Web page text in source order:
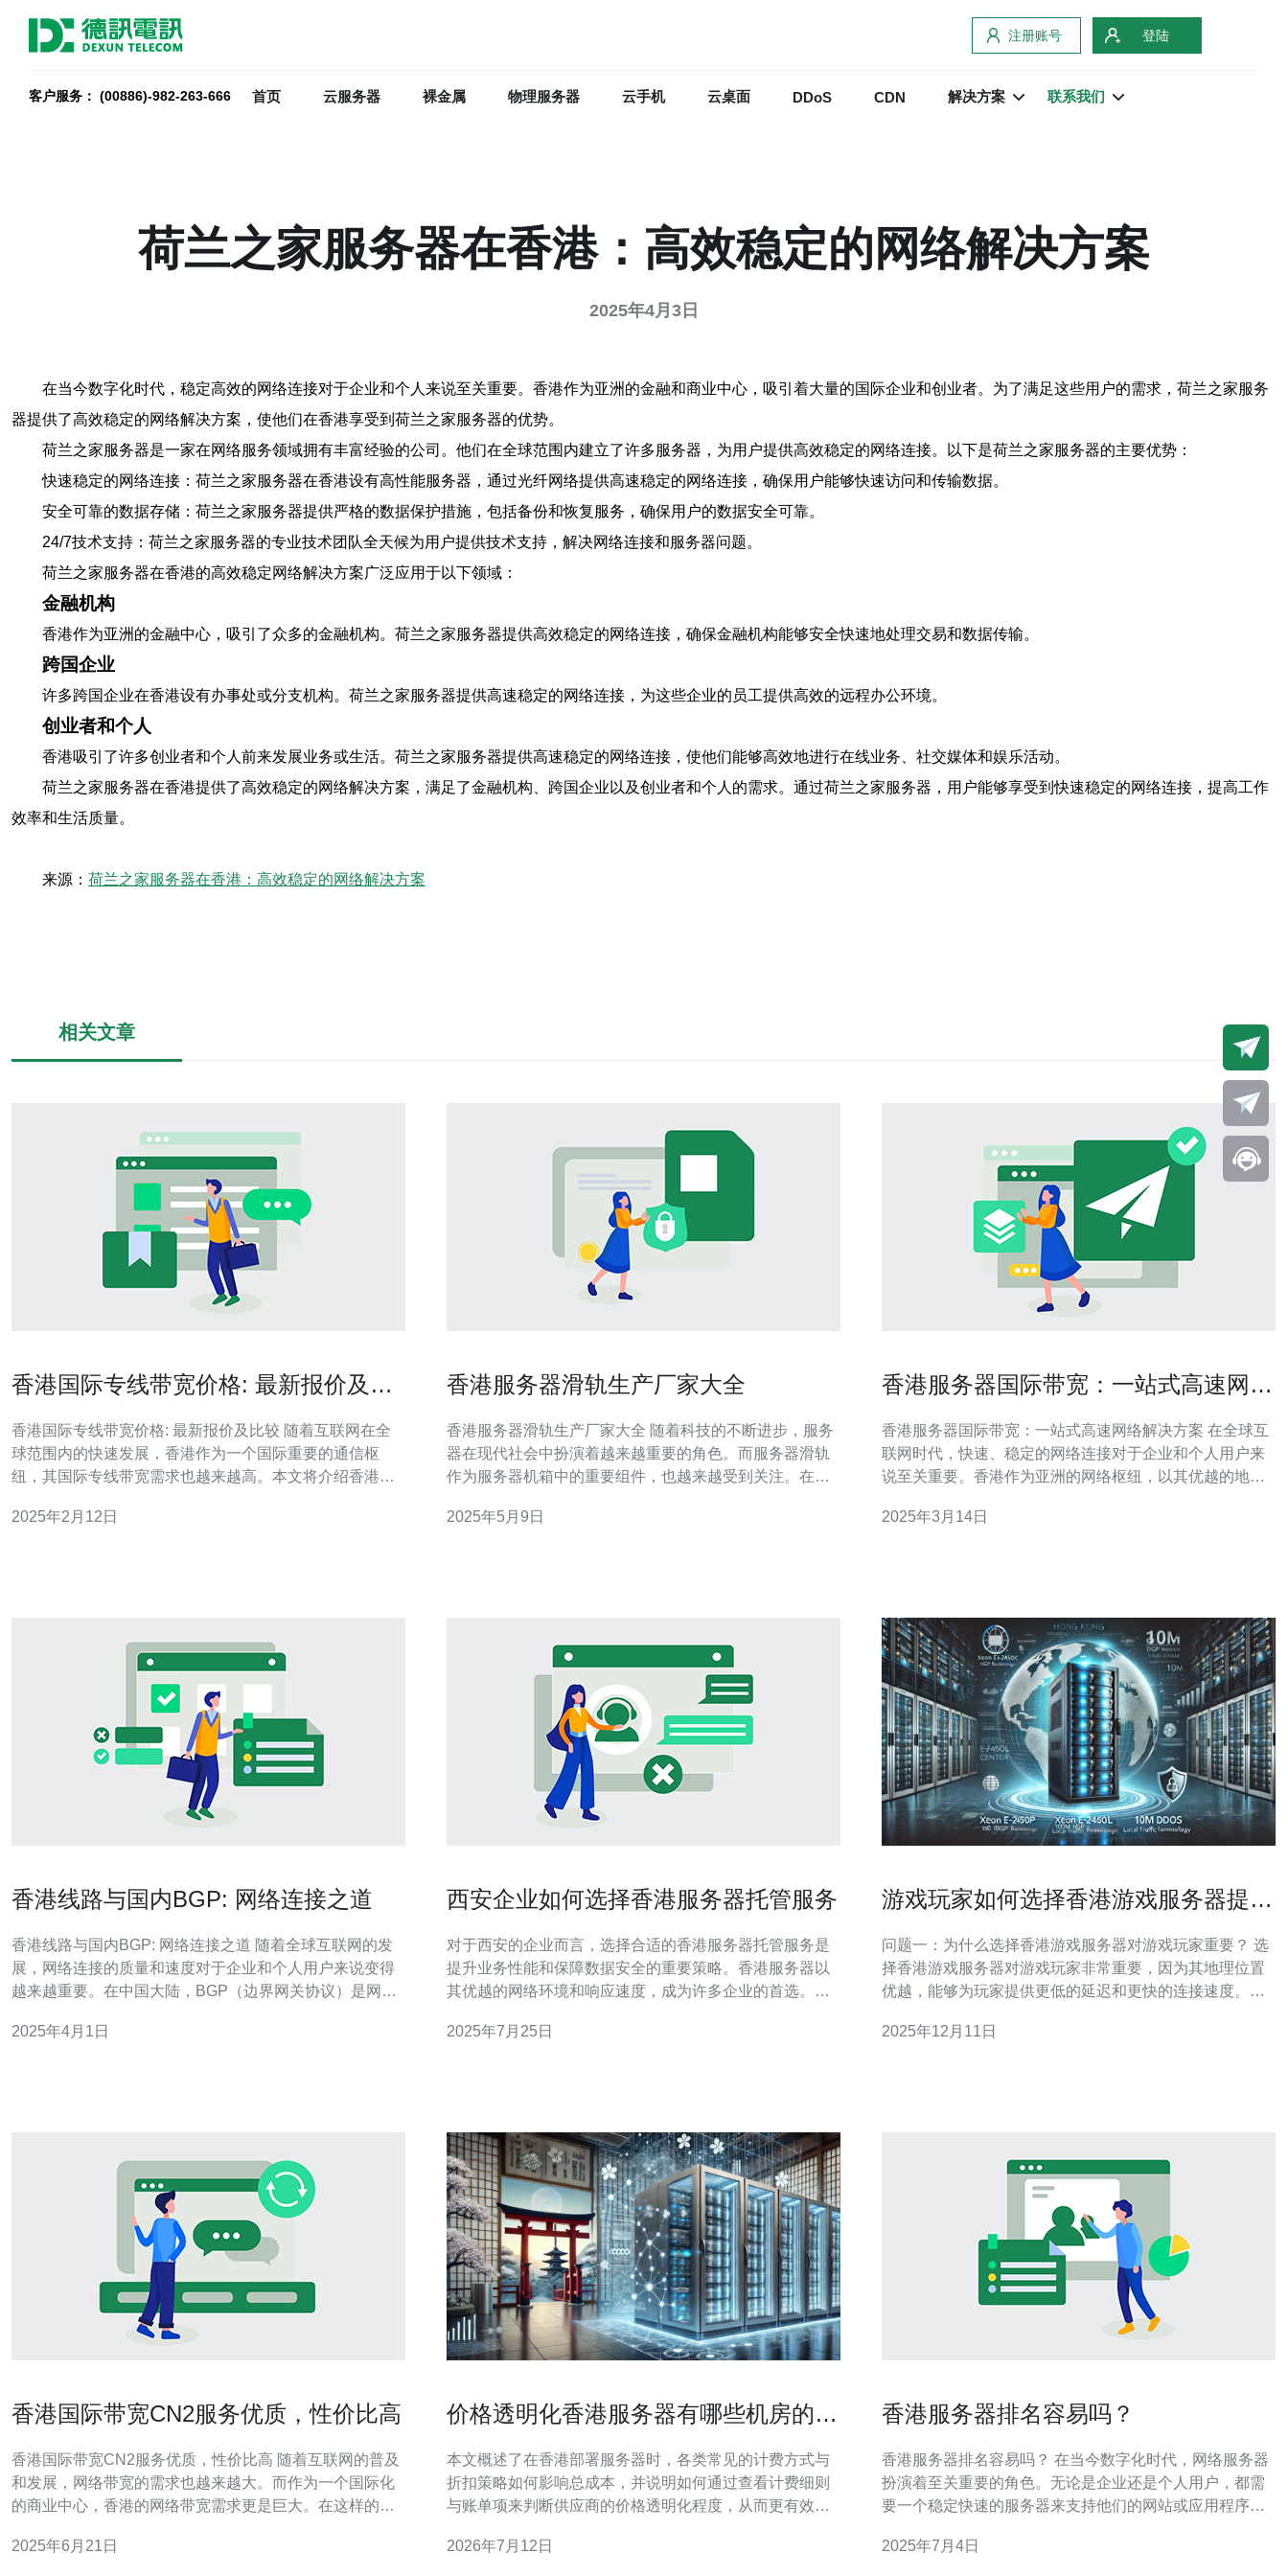
注册账号 登陆
客户服务： (00886)-982-263-666 首页 云服务器 裸金属 物理服务器 云手机 云桌面 DDoS CDN 解决方案 联系我们
荷兰之家服务器在香港：高效稳定的网络解决方案
2025年4月3日
在当今数字化时代，稳定高效的网络连接对于企业和个人来说至关重要。香港作为亚洲的金融和商业中心，吸引着大量的国际企业和创业者。为了满足这些用户的需求，荷兰之家服务
器提供了高效稳定的网络解决方案，使他们在香港享受到荷兰之家服务器的优势。
荷兰之家服务器是一家在网络服务领域拥有丰富经验的公司。他们在全球范围内建立了许多服务器，为用户提供高效稳定的网络连接。以下是荷兰之家服务器的主要优势：
快速稳定的网络连接：荷兰之家服务器在香港设有高性能服务器，通过光纤网络提供高速稳定的网络连接，确保用户能够快速访问和传输数据。
安全可靠的数据存储：荷兰之家服务器提供严格的数据保护措施，包括备份和恢复服务，确保用户的数据安全可靠。
24/7技术支持：荷兰之家服务器的专业技术团队全天候为用户提供技术支持，解决网络连接和服务器问题。
荷兰之家服务器在香港的高效稳定网络解决方案广泛应用于以下领域：
金融机构
香港作为亚洲的金融中心，吸引了众多的金融机构。荷兰之家服务器提供高效稳定的网络连接，确保金融机构能够安全快速地处理交易和数据传输。
跨国企业
许多跨国企业在香港设有办事处或分支机构。荷兰之家服务器提供高速稳定的网络连接，为这些企业的员工提供高效的远程办公环境。
创业者和个人
香港吸引了许多创业者和个人前来发展业务或生活。荷兰之家服务器提供高速稳定的网络连接，使他们能够高效地进行在线业务、社交媒体和娱乐活动。
荷兰之家服务器在香港提供了高效稳定的网络解决方案，满足了金融机构、跨国企业以及创业者和个人的需求。通过荷兰之家服务器，用户能够享受到快速稳定的网络连接，提高工作
效率和生活质量。
来源： 荷兰之家服务器在香港：高效稳定的网络解决方案
相关文章
香港国际专线带宽价格: 最新报价及比
香港国际专线带宽价格: 最新报价及比较 随着互联网在全
球范围内的快速发展，香港作为一个国际重要的通信枢
纽，其国际专线带宽需求也越来越高。本文将介绍香港国
考。 香港有多家提供国际专线带宽服务的供应商，包括中
2025年2月12日
香港服务器滑轨生产厂家大全
香港服务器滑轨生产厂家大全 随着科技的不断进步，服务
器在现代社会中扮演着越来越重要的角色。而服务器滑轨
作为服务器机箱中的重要组件，也越来越受到关注。在香
量的产品和服务。 厂家一：香港创瀚电子有限公司 创瀚电
2025年5月9日
香港服务器国际带宽：一站式高速网络
香港服务器国际带宽：一站式高速网络解决方案 在全球互
联网时代，快速、稳定的网络连接对于企业和个人用户来
说至关重要。香港作为亚洲的网络枢纽，以其优越的地理
香港服务器国际带宽提供了一站式的高速网络解决方案，
2025年3月14日
香港线路与国内BGP: 网络连接之道
香港线路与国内BGP: 网络连接之道 随着全球互联网的发
展，网络连接的质量和速度对于企业和个人用户来说变得
越来越重要。在中国大陆，BGP（边界网关协议）是网络
纽。本文将探讨香港线路与国内BGP的关系，介绍网络连
2025年4月1日
西安企业如何选择香港服务器托管服务
对于西安的企业而言，选择合适的香港服务器托管服务是
提升业务性能和保障数据安全的重要策略。香港服务器以
其优越的网络环境和响应速度，成为许多企业的首选。在
企业主需要认真对待的问题。 选择香港服务器托管服务时
2025年7月25日
游戏玩家如何选择香港游戏服务器提升
问题一：为什么选择香港游戏服务器对游戏玩家重要？ 选
择香港游戏服务器对游戏玩家非常重要，因为其地理位置
优越，能够为玩家提供更低的延迟和更快的连接速度。香
输的距离，从而提升游戏的流畅度。此外，香港的网络基
2025年12月11日
香港国际带宽CN2服务优质，性价比高
香港国际带宽CN2服务优质，性价比高 随着互联网的普及
和发展，网络带宽的需求也越来越大。而作为一个国际化
的商业中心，香港的网络带宽需求更是巨大。在这样的背
高性价比受到了广泛关注。 香港国际带宽CN2服务以其稳
2025年6月21日
价格透明化香港服务器有哪些机房的计
本文概述了在香港部署服务器时，各类常见的计费方式与
折扣策略如何影响总成本，并说明如何通过查看计费细则
与账单项来判断供应商的价格透明化程度，从而更有效地
模式是什么？ 香港的机房通常采用几种主流的计费模式：
2026年7月12日
香港服务器排名容易吗？
香港服务器排名容易吗？ 在当今数字化时代，网络服务器
扮演着至关重要的角色。无论是企业还是个人用户，都需
要一个稳定快速的服务器来支持他们的网站或应用程序运
那么香港服务器排名容易吗？让我们一起来探讨一下。 香
2025年7月4日